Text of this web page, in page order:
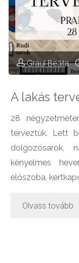
Graul Beáta
A lakás
28
terveztük. Lett
dolgozósarok,
kényelmes
előszoba,
Olvass tovább